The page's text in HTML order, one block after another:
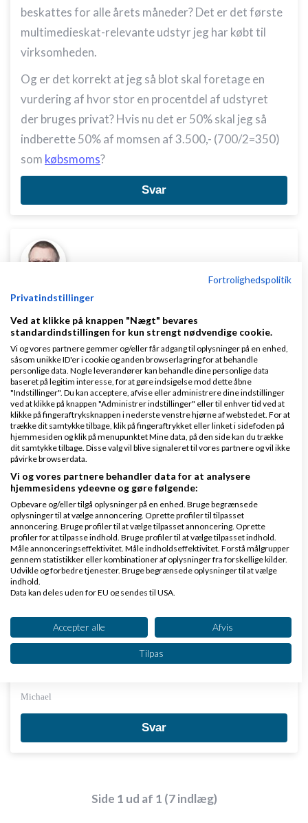
beskattes for alle årets måneder? Det er det første
multimedieskat-relevante udstyr jeg har købt til
virksomheden.
Og er det korrekt at jeg så blot skal foretage en
vurdering af hvor stor en procentdel af udstyret
der bruges privat? Hvis nu det er 50% skal jeg så
indberette 50% af momsen af 3.500,- (700/2=350)
som købsmoms?
Svar
Michael V. Kristensen
17:03
Selv tak.
Det er 250 kr.pr. måned det er aktivt, så når du først starter i december,
er det 250 kr. i 2010.
Du laver en konto uden momskode (f.eks. lige under telefon) som du
kan kalde multimediebeskatning. Den krediterer du 250 kr. og så laver
du en konto i balancen lige under "hævet privat" som du debiterer de
250 kr.
Anskaffelsen (uden moms) samt den private momsandel (hvis det i dette
Så debiterer duindgående moms med den erhvervsmæssige del af
Michael
Svar
Side 1 ud af 1 (7 indlæg)
Fortrolighedspolitik
Privatindstillinger
Ved at klikke på knappen "Nægt" bevares
standardindstillingen for kun strengt nødvendige cookie.
Vi og vores partnere gemmer og/eller får adgang til oplysninger på en enhed,
såsom unikke ID'er i cookie og anden browserlagring for at behandle
personlige data. Nogle leverandører kan behandle dine personlige data
baseret på legitim interesse, for at gøre indsigelse mod dette åbne
"Indstillinger". Du kan acceptere, afvise eller administrere dine indstillinger
ved at klikke på knappen "Administrer indstillinger" eller til enhver tid ved at
klikke på fingeraftryksknappen i nederste venstre hjørne af webstedet. For at
trække dit samtykke tilbage, klik på fingeraftrykket eller linket i sidefoden på
hjemmesiden og klik på menupunktet Mine data, på den side kan du trække
dit samtykke tilbage. Disse valg vil blive signaleret til vores partnere og vil ikke
påvirke browserdata.
Vi og vores partnere behandler data for at analysere
hjemmesidens ydeevne og gøre følgende:
Opbevare og/eller tilgå oplysninger på en enhed. Bruge begrænsede
oplysninger til at vælge annoncering. Oprette profiler til tilpasset
annoncering. Bruge profiler til at vælge tilpasset annoncering. Oprette
profiler for at tilpasse indhold. Bruge profiler til at vælge tilpasset indhold.
Måle annonceringseffektivitet. Måle indholdseffektivitet. Forstå målgrupper
gennem statistikker eller kombinationer af oplysninger fra forskellige kilder.
Udvikle og forbedre tjenester. Bruge begrænsede oplysninger til at vælge
indhold.
Data kan deles uden for EU og sendes til USA.
Se partnerliste (2 IAB-leverandører)
Vi bruger dine data til følgende formål:
IAB's behandlingsformål:
enhed
Bruge begrænsede oplysninger til at vælge
Bruge profiler til at vælge tilpasset
Accepter alle Afvis
Tilpas